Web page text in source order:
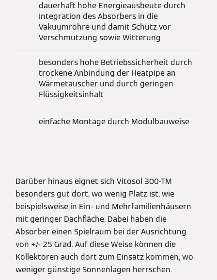
dauerhaft hohe Energieausbeute durch
Integration des Absorbers in die
Vakuumröhre und damit Schutz vor
Verschmutzung sowie Witterung
besonders hohe Betriebssicherheit durch
trockene Anbindung der Heatpipe an
Wärmetauscher und durch geringen
Flüssigkeitsinhalt
einfache Montage durch Modulbauweise
Darüber hinaus eignet sich Vitosol 300-TM
besonders gut dort, wo wenig Platz ist, wie
beispielsweise in Ein- und Mehrfamilienhäusern
mit geringer Dachfläche. Dabei haben die
Absorber einen Spielraum bei der Ausrichtung
von +/- 25 Grad. Auf diese Weise können die
Kollektoren auch dort zum Einsatz kommen, wo
weniger günstige Sonnenlagen herrschen.